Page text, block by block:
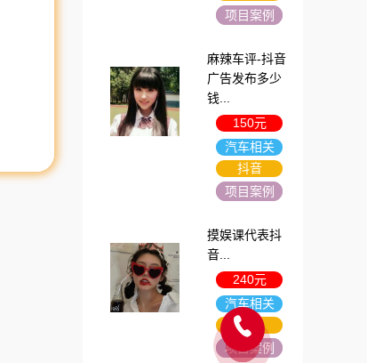
项目案例
麻辣车评-抖音
广告发布多少
钱...
150元
汽车相关
抖音
项目案例
摸娱课代表抖
音...
240元
汽车相关
抖音
项目案例